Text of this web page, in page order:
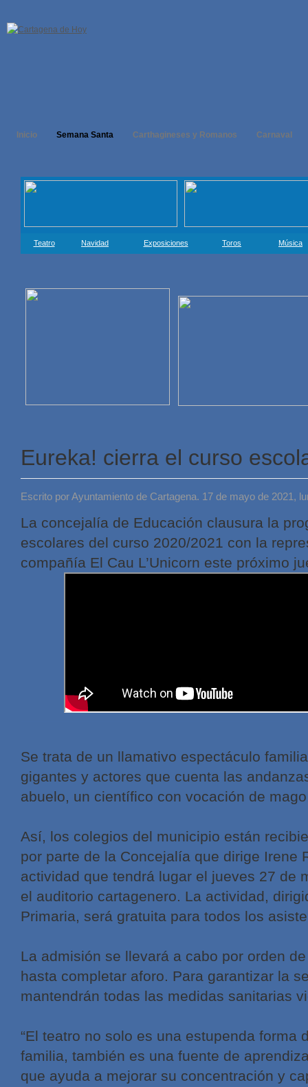
Inicio Semana Santa Carthagineses y Romanos Carnaval
Teatro Navidad Exposiciones Toros Música
Eureka! cierra el curso
Escrito por Ayuntamiento de Cartagena. 17 de mayo de 2021,
La concejalía de Educación clausura la
escolares del curso 2020/2021 con la
compañía El Cau L’Unicorn este próximo
Se trata de un llamativo espectáculo
gigantes y actores que cuenta las
abuelo, un científico con vocación de
Así, los colegios del municipio están
por parte de la Concejalía que dirige Irene
actividad que tendrá lugar el jueves 27 de
el auditorio cartagenero. La actividad,
Primaria, será gratuita para todos los
La admisión se llevará a cabo por orden
hasta completar aforo. Para garantizar la
mantendrán todas las medidas sanitarias
“El teatro no solo es una estupenda forma
familia, también es una fuente de
que ayuda a mejorar su concentración y